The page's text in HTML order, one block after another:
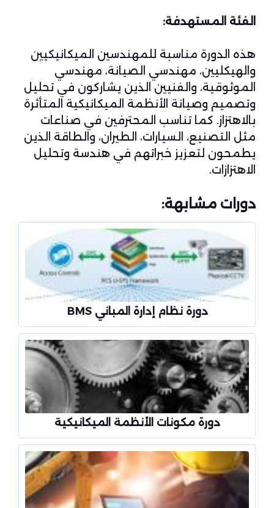
الفئة المستهدفة:
هذه الدورة مناسبة للمهندسين الميكانيكيين
والهيكليين، مهندسي الصيانة، مهندسي
الموثوقية، والفنيين الذين يشاركون في تحليل
وتصميم وصيانة الأنظمة الميكانيكية المتأثرة
بالاهتزاز. كما تناسب المحترفين في صناعات
مثل التصنيع، السيارات، الطيران، والطاقة الذين
يطمحون لتعزيز خبراتهم في هندسة وتحليل
الاهتزازات.
دورات مشابهة:
دورة نظام إدارة المباني BMS
دورة مكونات الأنظمة الميكانيكية